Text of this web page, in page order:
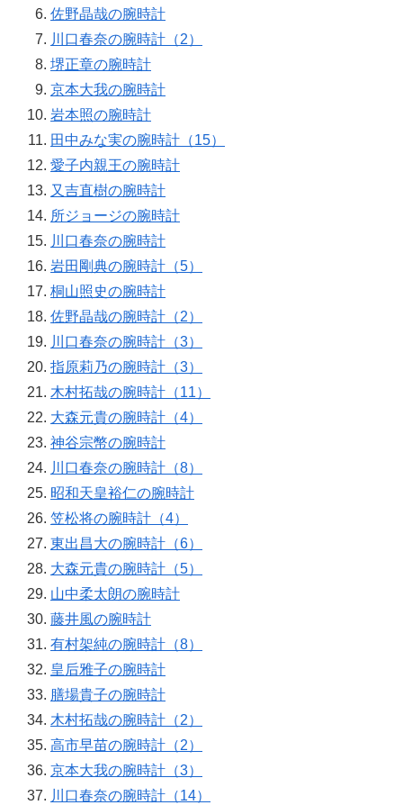
佐野晶哉の腕時計
川口春奈の腕時計（2）
堺正章の腕時計
京本大我の腕時計
岩本照の腕時計
田中みな実の腕時計（15）
愛子内親王の腕時計
又吉直樹の腕時計
所ジョージの腕時計
川口春奈の腕時計
岩田剛典の腕時計（5）
桐山照史の腕時計
佐野晶哉の腕時計（2）
川口春奈の腕時計（3）
指原莉乃の腕時計（3）
木村拓哉の腕時計（11）
大森元貴の腕時計（4）
神谷宗幣の腕時計
川口春奈の腕時計（8）
昭和天皇裕仁の腕時計
笠松将の腕時計（4）
東出昌大の腕時計（6）
大森元貴の腕時計（5）
山中柔太朗の腕時計
藤井風の腕時計
有村架純の腕時計（8）
皇后雅子の腕時計
膳場貴子の腕時計
木村拓哉の腕時計（2）
高市早苗の腕時計（2）
京本大我の腕時計（3）
川口春奈の腕時計（14）